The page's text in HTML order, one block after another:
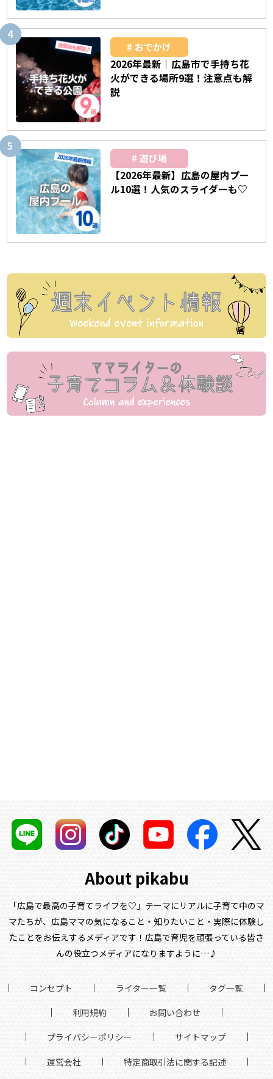
おでかけ
2026年最新｜広島市で手持ち花
火ができる場所9選！注意点も解
説
遊び場
【2026年最新】広島の屋内プー
ル10選！人気のスライダーも♡
About pikabu
「広島で最高の子育てライフを♡」テーマにリアルに子育て中のマ
マたちが、 広島ママの気になること・知りたいこと・実際に体験し
たことをお伝えするメディアです！ 広島で育児を頑張っている皆さ
んの役立つメディアになりますように…♪
コンセプト ライター一覧 タグ一覧
利用規約 お問い合わせ
プライバシーポリシー サイトマップ
運営会社 特定商取引法に関する記述